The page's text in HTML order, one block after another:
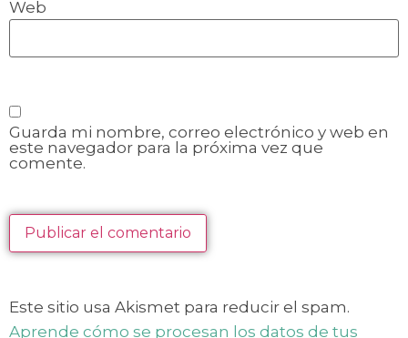
Web
Guarda mi nombre, correo electrónico y web en
este navegador para la próxima vez que
comente.
Este sitio usa Akismet para reducir el spam.
Aprende cómo se procesan los datos de tus